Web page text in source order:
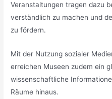
Veranstaltungen tragen dazu
verständlich zu machen und
zu fördern.
Mit der Nutzung sozialer
erreichen Museen zudem ein
wissenschaftliche
Räume hinaus.